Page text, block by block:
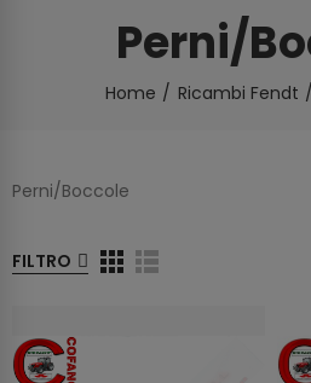
Perni/
Home Ricambi Fendt
Perni/Boccole
FILTRO